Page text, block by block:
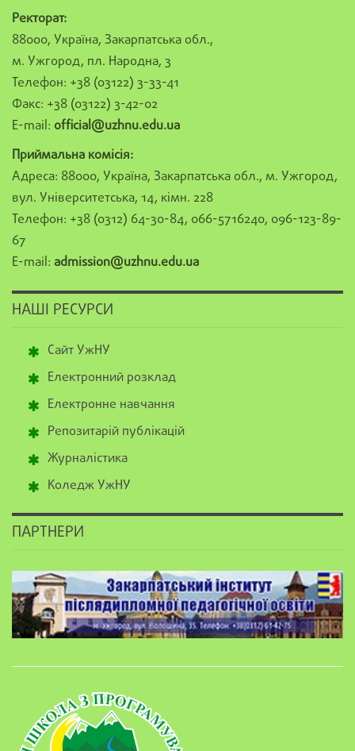
Ректорат:
88000, Україна, Закарпатська обл.,
м. Ужгород, пл. Народна, 3
Телефон: +38 (03122) 3-33-41
Факс: +38 (03122) 3-42-02
E-mail: official@uzhnu.edu.ua
Приймальна комісія:
Адреса: 88000, Україна, Закарпатська обл., м. Ужгород,
вул. Університетська, 14, кімн. 228
Телефон: +38 (0312) 64-30-84, 066-5716240, 096-123-89-
67
E-mail: admission@uzhnu.edu.ua
НАШІ РЕСУРСИ
Сайт УжНУ
Електронний розклад
Електронне навчання
Репозитарій публікацій
Журналістика
Коледж УжНУ
ПАРТНЕРИ